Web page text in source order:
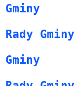
Gminy
Rady Gminy
Gminy